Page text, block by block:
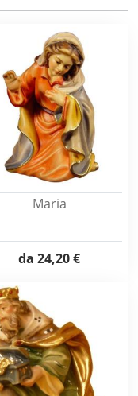
Maria
da 24,20 €